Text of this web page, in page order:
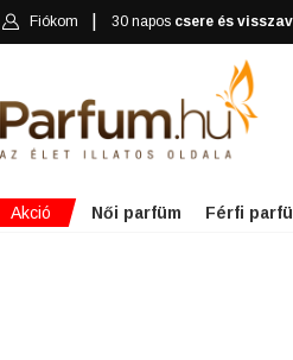
Fiókom 30 napos csere és
Akció Női parfüm Férfi